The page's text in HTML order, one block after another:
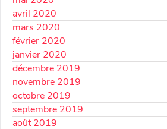
avril 2020
mars 2020
février 2020
janvier 2020
décembre 2019
novembre 2019
octobre 2019
septembre 2019
août 2019